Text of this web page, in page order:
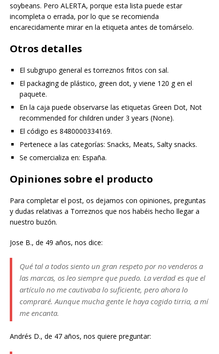
soybeans. Pero ALERTA, porque esta lista puede estar
incompleta o errada, por lo que se recomienda
encarecidamente mirar en la etiqueta antes de tomárselo.
Otros detalles
El subgrupo general es torreznos fritos con sal.
El packaging de plástico, green dot, y viene 120 g en el
paquete.
En la caja puede observarse las etiquetas Green Dot, Not
recommended for children under 3 years (None).
El código es 8480000334169.
Pertenece a las categorías: Snacks, Meats, Salty snacks.
Se comercializa en: España.
Opiniones sobre el producto
Para completar el post, os dejamos con opiniones, preguntas
y dudas relativas a Torreznos que nos habéis hecho llegar a
nuestro buzón.
Jose B., de 49 años, nos dice:
Qué tal a todos siento un gran respeto por no venderos a
las marcas, os leo siempre que puedo. La verdad es que el
artículo no me cautivaba lo suficiente, pero ahora lo
compraré. Aunque mucha gente le haya cogido tirria, a mí
me encanta.
Andrés D., de 47 años, nos quiere preguntar: